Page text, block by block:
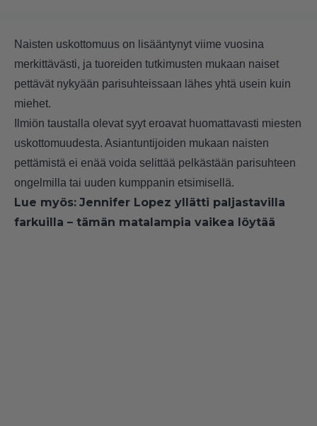
Naisten uskottomuus on lisääntynyt viime vuosina
merkittävästi, ja tuoreiden tutkimusten mukaan naiset
pettävät nykyään parisuhteissaan lähes yhtä usein kuin
miehet.
Ilmiön taustalla olevat syyt eroavat huomattavasti miesten
uskottomuudesta. Asiantuntijoiden mukaan naisten
pettämistä ei enää voida selittää pelkästään parisuhteen
ongelmilla tai uuden kumppanin etsimisellä.
Lue myös: Jennifer Lopez yllätti paljastavilla
farkuilla – tämän matalampia vaikea löytää